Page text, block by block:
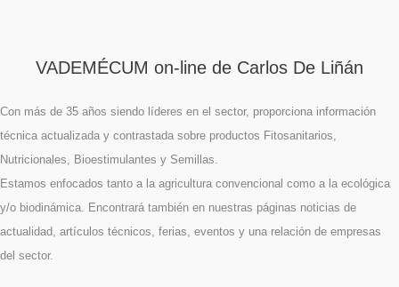
VADEMÉCUM on-line de Carlos De Liñán
Con más de 35 años siendo líderes en el sector, proporciona información
técnica actualizada y contrastada sobre productos Fitosanitarios,
Nutricionales, Bioestimulantes y Semillas.
Estamos enfocados tanto a la agricultura convencional como a la ecológica
y/o biodinámica. Encontrará también en nuestras páginas noticias de
actualidad, artículos técnicos, ferias, eventos y una relación de empresas
del sector.